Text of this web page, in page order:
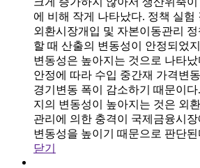
에 비해 작게 나타났다. 정책 실험
외환시장개입 및 자본이동관리
할 때 산출의 변동성이 안정되었
변동성은 높아지는 것으로 나타
안정에 따라 수입 중간재 가격변
경기변동 폭이 감소하기 때문이
지의 변동성이 높아지는 것은 외
관리에 의한 충격이 국제금융시장
변동성을 높이기 때문으로 판단된
닫기